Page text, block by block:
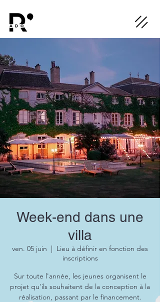
Week-end dans une
villa
ven. 05 juin
  |
Lieu à définir en fonction des
inscriptions
Sur toute l'année, les jeunes organisent le
projet qu'ils souhaitent de la conception à la
réalisation, passant par le financement.